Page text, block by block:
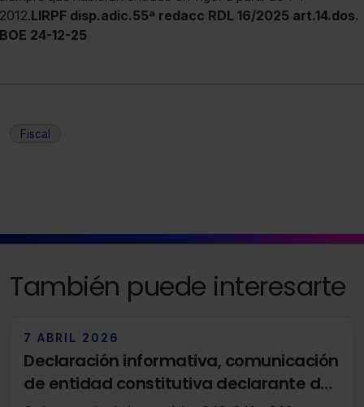
2012.LIRPF disp.adic.55ª redacc RDL 16/2025 art.14.dos.
BOE 24-12-25
Fiscal
También puede interesarte
7 ABRIL 2026
Declaración informativa, comunicación
de entidad constitutiva declarante de